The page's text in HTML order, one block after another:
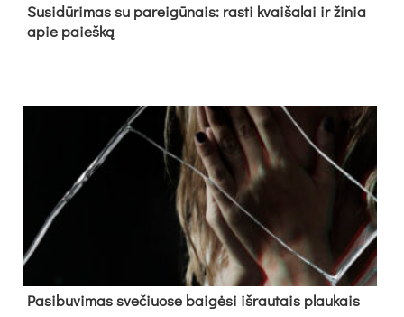
Su­si­dū­ri­mas su pa­rei­gū­nais: ras­ti kvai­ša­lai ir ži­nia
apie paieš­ką
Pa­si­bu­vi­mas sve­čiuo­se bai­gė­si iš­rau­tais plau­kais